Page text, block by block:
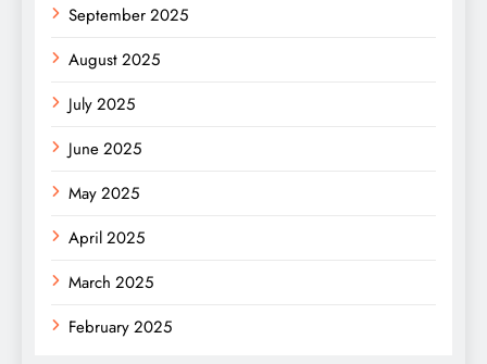
September 2025
August 2025
July 2025
June 2025
May 2025
April 2025
March 2025
February 2025